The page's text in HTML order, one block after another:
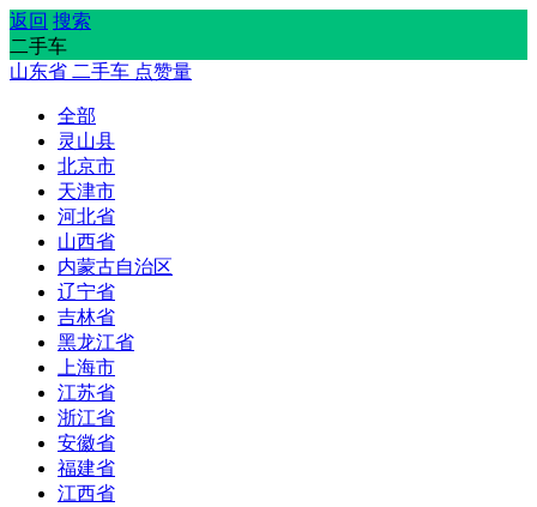
返回 搜索
二手车
山东省 二手车 点赞量
全部
灵山县
北京市
天津市
河北省
山西省
内蒙古自治区
辽宁省
吉林省
黑龙江省
上海市
江苏省
浙江省
安徽省
福建省
江西省